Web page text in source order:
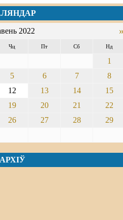
2022
Чц Пт Сб Нд
1
5 6 7
8
12 13 14
15
19 20 21
22
26 27 28
29
АРХІЎ